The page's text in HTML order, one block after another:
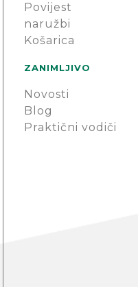
Povijest
naružbi
Košarica
ZANIMLJIVO
Novosti
Blog
Praktični vodiči